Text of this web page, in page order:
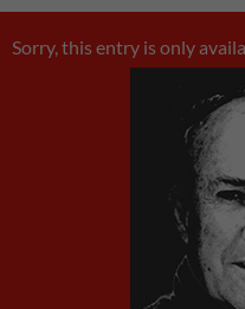
Sorry, this entry is only